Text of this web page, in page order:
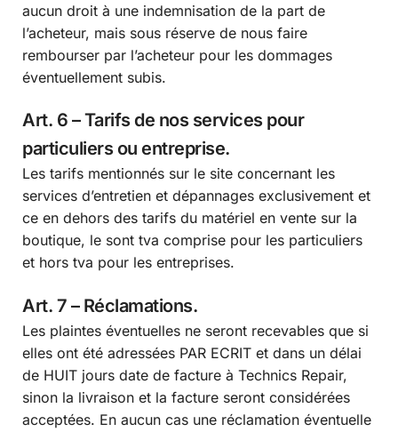
aucun droit à une indemnisation de la part de
l’acheteur, mais sous réserve de nous faire
rembourser par l’acheteur pour les dommages
éventuellement subis.
Art. 6 – Tarifs de nos services pour
particuliers ou entreprise.
Les tarifs mentionnés sur le site concernant les
services d’entretien et dépannages exclusivement et
ce en dehors des tarifs du matériel en vente sur la
boutique, le sont tva comprise pour les particuliers
et hors tva pour les entreprises.
Art. 7 – Réclamations.
Les plaintes éventuelles ne seront recevables que si
elles ont été adressées PAR ECRIT et dans un délai
de HUIT jours date de facture à Technics Repair,
sinon la livraison et la facture seront considérées
acceptées. En aucun cas une réclamation éventuelle